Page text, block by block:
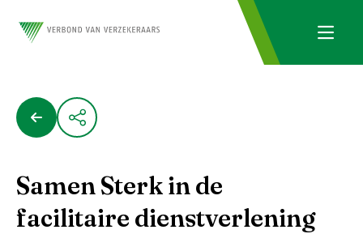
Samen Sterk in de
facilitaire dienstverlening